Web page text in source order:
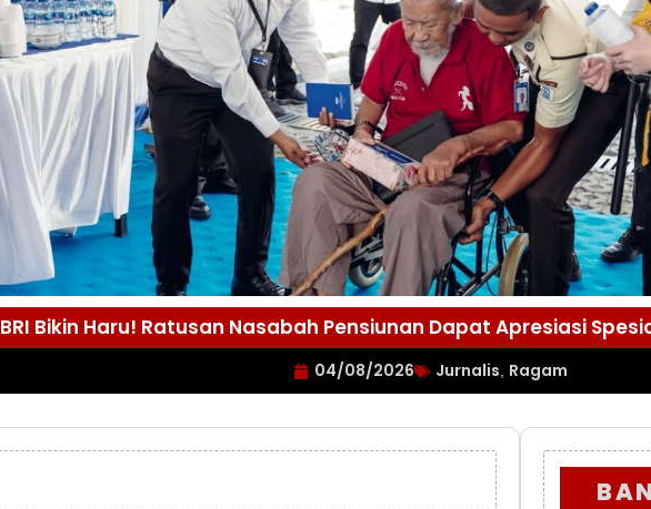
BRI Bikin Haru! Ratusan Nasabah Pensiunan Dapat Apresiasi
04/08/2026 Jurnalis Ragam